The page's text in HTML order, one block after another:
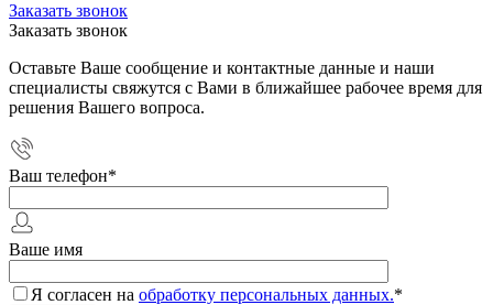
Заказать звонок
Заказать звонок
Оставьте Ваше сообщение и контактные данные и наши
специалисты свяжутся с Вами в ближайшее рабочее время для
решения Вашего вопроса.
Ваш телефон*
Ваше имя
Я согласен на обработку персональных данных.*